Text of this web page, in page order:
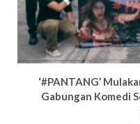
‘#PANTANG’
Gabungan Komedi